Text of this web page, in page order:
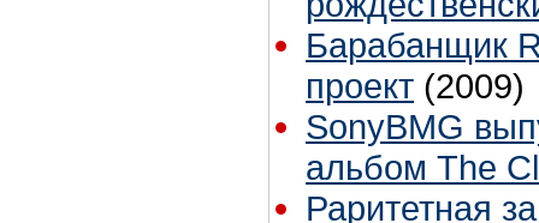
Барабанщик
проект (2009)
SonyBMG
альбом The
Раритетная